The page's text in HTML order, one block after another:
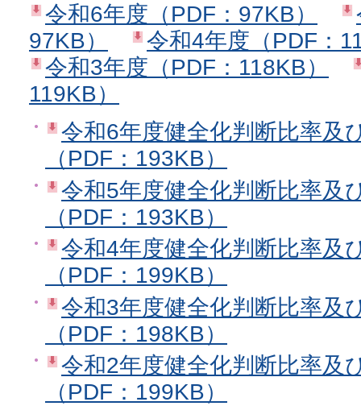
令和6年度（PDF：97KB）
97KB）
令和4年度（PDF：
令和3年度（PDF：118KB）
119KB）
令和6年度健全化判断比率及
（PDF：193KB）
令和5年度健全化判断比率及
（PDF：193KB）
令和4年度健全化判断比率及
（PDF：199KB）
令和3年度健全化判断比率及
（PDF：198KB）
令和2年度健全化判断比率及
（PDF：199KB）